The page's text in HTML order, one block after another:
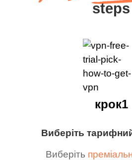
steps
Виберіть
Виберіть
крок1